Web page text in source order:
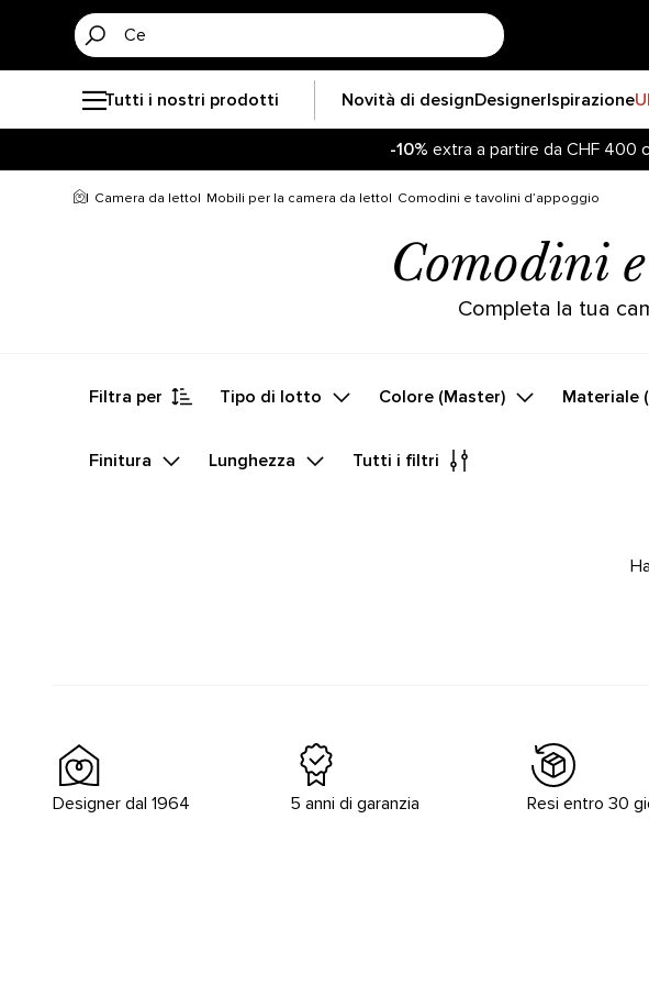
Tutti i nostri prodotti Novità di designDesignerIspirazione
-10% extra a partire da CHF 400
Resta aggiornato sulla
-10%extra a partire da CHF 400
Camera da letto Mobili per la camera da letto Comodini e tavolini d’appoggio
Comodini
Completa la tua
Filtra per Tipo di lotto Colore (Master) Materiale
Finitura Lunghezza Tutti i filtri
Designer dal 1964 5 anni di garanzia Resi entro 30